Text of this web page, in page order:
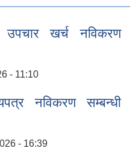
खर्च नविकरण
- 11:10
नविकरण सम्बन्धी
- 16:39